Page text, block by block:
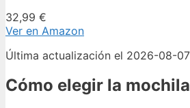
32,99 €
Ver en Amazon
Última actualización el 2026-08-
Cómo elegir la